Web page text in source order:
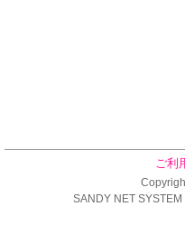
ご利
SANDY NET